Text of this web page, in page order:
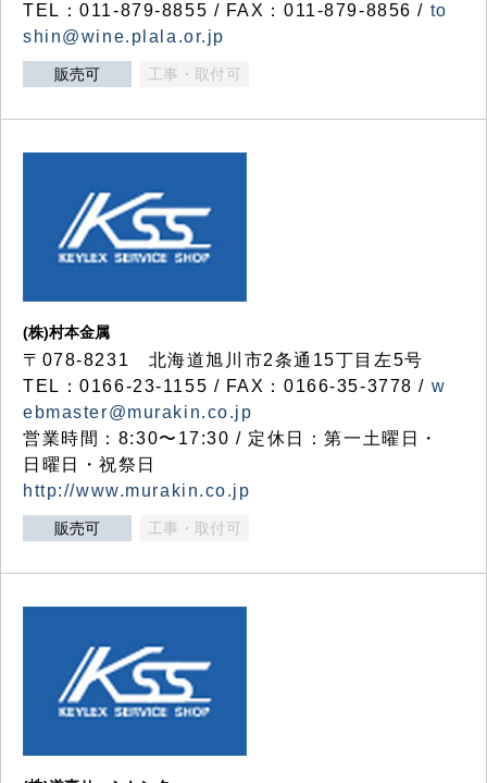
TEL：011-879-8855 / FAX：011-879-8856 / to
shin@wine.plala.or.jp
販売可 工事・取付可
(株)村本金属
〒078-8231 北海道旭川市2条通15丁目左5号
TEL：0166-23-1155 / FAX：0166-35-3778 / w
ebmaster@murakin.co.jp
営業時間：8:30〜17:30 / 定休日：第一土曜日・
日曜日・祝祭日
http://www.murakin.co.jp
販売可 工事・取付可